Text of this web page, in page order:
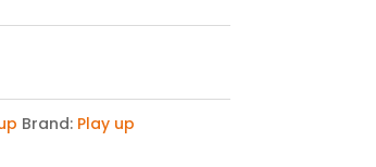
Brand: Play up